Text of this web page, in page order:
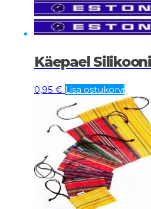
Käepael
0,95 € Lisa ostukorvi